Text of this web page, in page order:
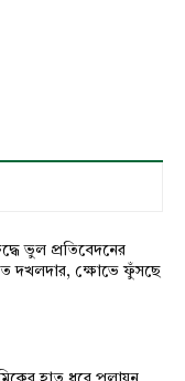
ভুল প্রতিবেদনের
দখলদার, ক্ষোভে ফুঁসছে